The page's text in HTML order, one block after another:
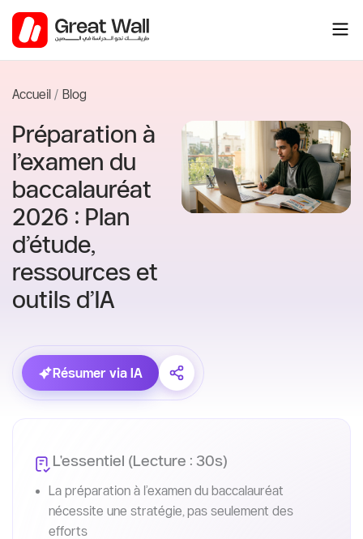
contenu
Accueil Blog
Préparation à
l’examen du
baccalauréat
2026 : Plan
d’étude,
ressources et
outils d’IA
Résumer via IA
L'essentiel (Lecture : 30s)
La préparation à l’examen du baccalauréat
nécessite une stratégie, pas seulement des
efforts